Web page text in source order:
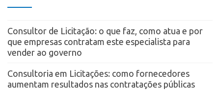
Consultor de Licitação: o que faz, como atua e por
que empresas contratam este especialista para
vender ao governo
Consultoria em Licitações: como fornecedores
aumentam resultados nas contratações públicas